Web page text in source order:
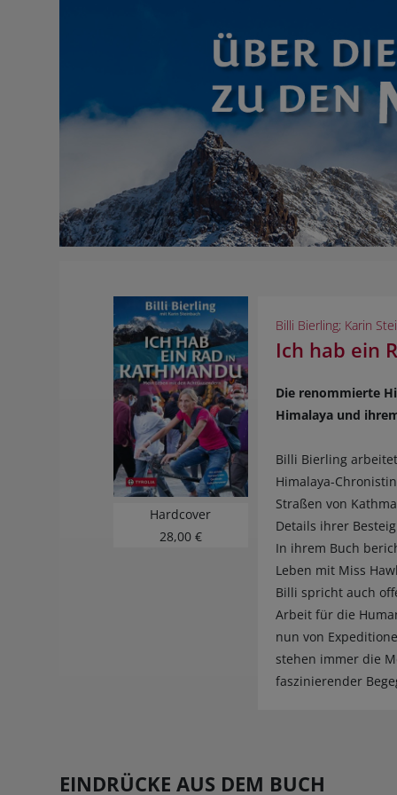
Hardcover
28,00 €
Billi Bierling; Karin
Ich hab ein
Die renommierte
Himalaya und
Billi Bierling
Himalaya-
Straßen von
Details ihrer
In ihrem Buch
Leben mit Miss
Billi spricht auch
Arbeit für die
nun von
stehen immer die
faszinierender
EINDRÜCKE AUS DEM BUCH